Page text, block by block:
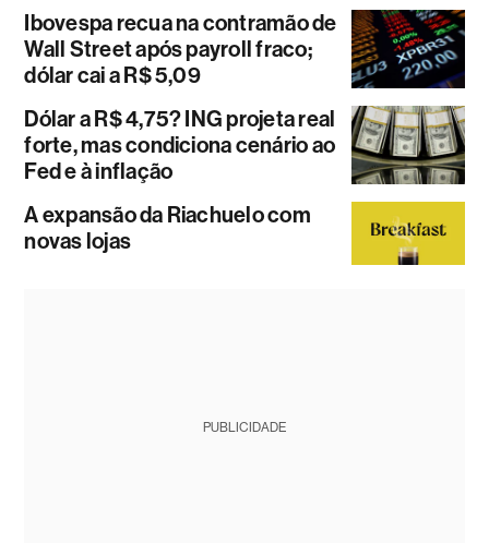
Ibovespa recua na contramão de
Wall Street após payroll fraco;
dólar cai a R$ 5,09
Dólar a R$ 4,75? ING projeta real
forte, mas condiciona cenário ao
Fed e à inflação
A expansão da Riachuelo com
novas lojas
PUBLICIDADE